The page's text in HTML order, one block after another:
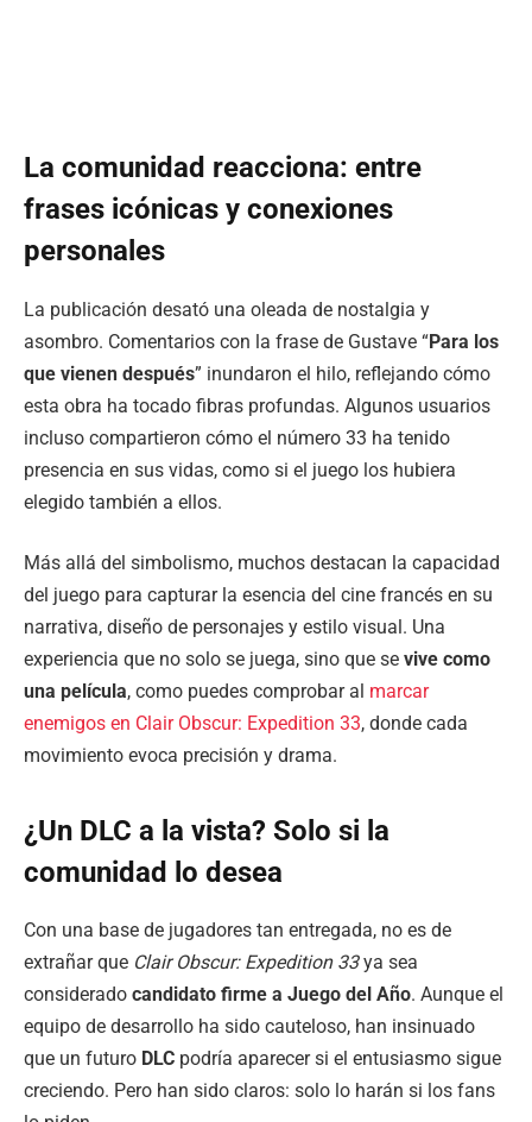
La comunidad reacciona: entre
frases icónicas y conexiones
personales
La publicación desató una oleada de nostalgia y
asombro. Comentarios con la frase de Gustave “Para los
que vienen después” inundaron el hilo, reflejando cómo
esta obra ha tocado fibras profundas. Algunos usuarios
incluso compartieron cómo el número 33 ha tenido
presencia en sus vidas, como si el juego los hubiera
elegido también a ellos.
Más allá del simbolismo, muchos destacan la capacidad
del juego para capturar la esencia del cine francés en su
narrativa, diseño de personajes y estilo visual. Una
experiencia que no solo se juega, sino que se vive como
una película, como puedes comprobar al marcar
enemigos en Clair Obscur: Expedition 33, donde cada
movimiento evoca precisión y drama.
¿Un DLC a la vista? Solo si la
comunidad lo desea
Con una base de jugadores tan entregada, no es de
extrañar que Clair Obscur: Expedition 33ya sea
considerado candidato firme a Juego del Año. Aunque el
equipo de desarrollo ha sido cauteloso, han insinuado
que un futuro DLC podría aparecer si el entusiasmo sigue
creciendo. Pero han sido claros: solo lo harán si los fans